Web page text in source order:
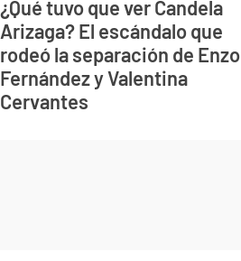
¿Qué tuvo que ver Candela
Arizaga? El escándalo que
rodeó la separación de Enzo
Fernández y Valentina
Cervantes